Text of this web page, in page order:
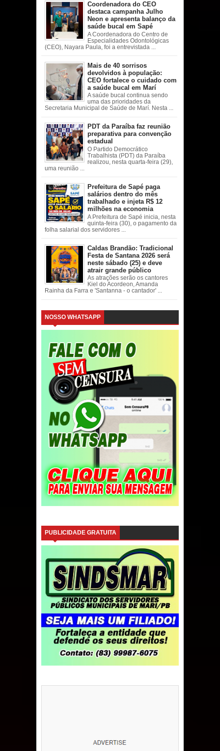
Coordenadora do CEO
destaca campanha Julho
Neon e apresenta balanço da
saúde bucal em Sapé
A Coordenadora do Centro de
Especialidades Odontológicas
(CEO), Nayara Paula, foi a entrevistada ...
Mais de 40 sorrisos
devolvidos à população:
CEO fortalece o cuidado com
a saúde bucal em Marí
A saúde bucal continua sendo
uma das prioridades da
Secretaria Municipal de Saúde de Marí. Nesta ...
PDT da Paraíba faz reunião
preparativa para convenção
estadual
O Partido Democrático
Trabalhista (PDT) da Paraíba
realizou, nesta quarta-feira (29),
uma reunião ...
Prefeitura de Sapé paga
salários dentro do mês
trabalhado e injeta R$ 12
milhões na economia
A Prefeitura de Sapé inicia, nesta
quinta-feira (30), o pagamento da
folha salarial dos servidores ...
Caldas Brandão: Tradicional
Festa de Santana 2026 será
neste sábado (25) e deve
atrair grande público
As atrações serão os cantores
Kiel do Acordeon, Amanda
Rainha da Farra e 'Santanna - o cantador' ...
NOSSO WHATSAPP
PUBLICIDADE GRATUITA